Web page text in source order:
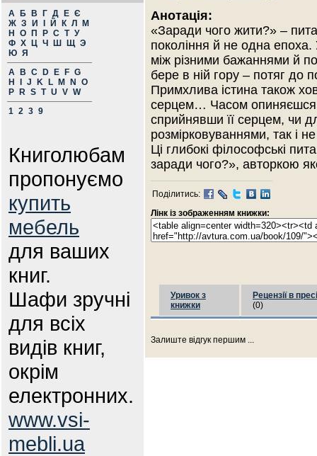
А Б В Г Д Е Є
Ж З И Й К Л
М
Н
О П Р С Т У
Ф Х Ц Ч Ш Щ Э
Ю Я
A
B C D E F G
H
J K L M N
O
P
R S T U V W
1 2 3 9
Книголюбам
пропонуємо
купить
мебель
для ваших
книг.
Шафи зручні
для всіх
видів книг,
окрім
електронних.
www.vsi-
mebli.ua
Анотація:
«Заради чого жити?» –
покоління й не одна
між різними бажаннями й
бере в ній гору – потяг до
Примхлива істина також
серцем… Часом опиняєшся
сприйнявши її серцем, чи
розмірковуваннями, так і
Ці глибокі філософські
заради чого?», авторкою
Поділитись:
Лінк із зображенням книжки:
Уривок з
книжки
Рецензії в пресі
(0)
Залиште відгук першим ...